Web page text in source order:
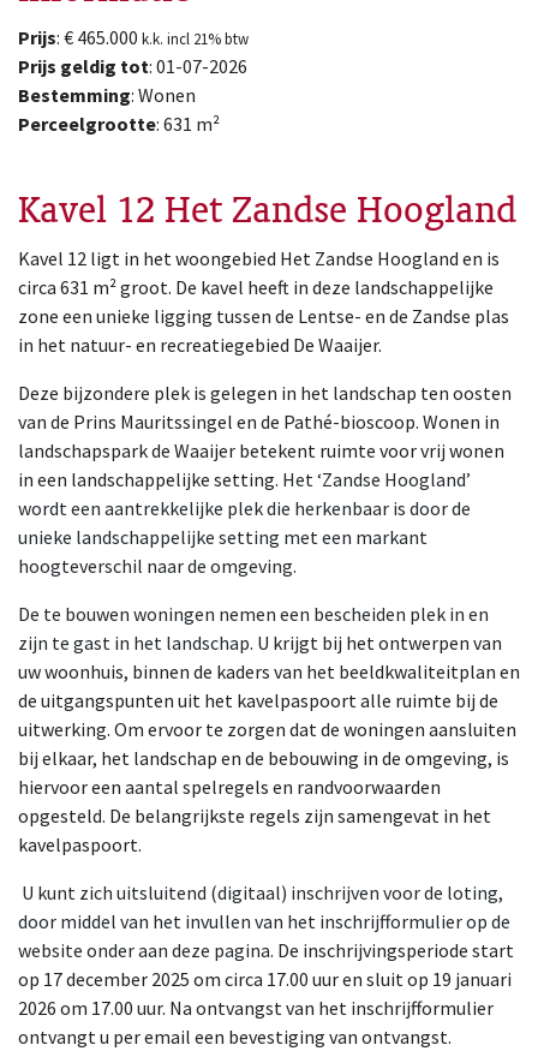
Kavel 12 Het Zandse Hoogland
Kavel 12 ligt in het woongebied Het Zandse Hoogland en is
circa 631 m² groot. De kavel heeft in deze landschappelijke
zone een unieke ligging tussen de Lentse- en de Zandse plas
in het natuur- en recreatiegebied De Waaijer.
Deze bijzondere plek is gelegen in het landschap ten oosten
van de Prins Mauritssingel en de Pathé-bioscoop. Wonen in
landschapspark de Waaijer betekent ruimte voor vrij wonen
in een landschappelijke setting. Het ‘Zandse Hoogland’
wordt een aantrekkelijke plek die herkenbaar is door de
unieke landschappelijke setting met een markant
hoogteverschil naar de omgeving.
De te bouwen woningen nemen een bescheiden plek in en
zijn te gast in het landschap. U krijgt bij het ontwerpen van
uw woonhuis, binnen de kaders van het beeldkwaliteitplan en
de uitgangspunten uit het kavelpaspoort alle ruimte bij de
uitwerking. Om ervoor te zorgen dat de woningen aansluiten
bij elkaar, het landschap en de bebouwing in de omgeving, is
hiervoor een aantal spelregels en randvoorwaarden
opgesteld. De belangrijkste regels zijn samengevat in het
kavelpaspoort.
U kunt zich uitsluitend (digitaal) inschrijven voor de loting,
door middel van het invullen van het inschrijfformulier op de
website onder aan deze pagina. De inschrijvingsperiode start
op 17 december 2025 om circa 17.00 uur en sluit op 19 januari
2026 om 17.00 uur. Na ontvangst van het inschrijfformulier
ontvangt u per email een bevestiging van ontvangst.
Prijs: € 465.000 k.k. incl 21% btw
Prijs geldig tot: 01-07-2026
Bestemming: Wonen
Perceelgrootte: 631 m²